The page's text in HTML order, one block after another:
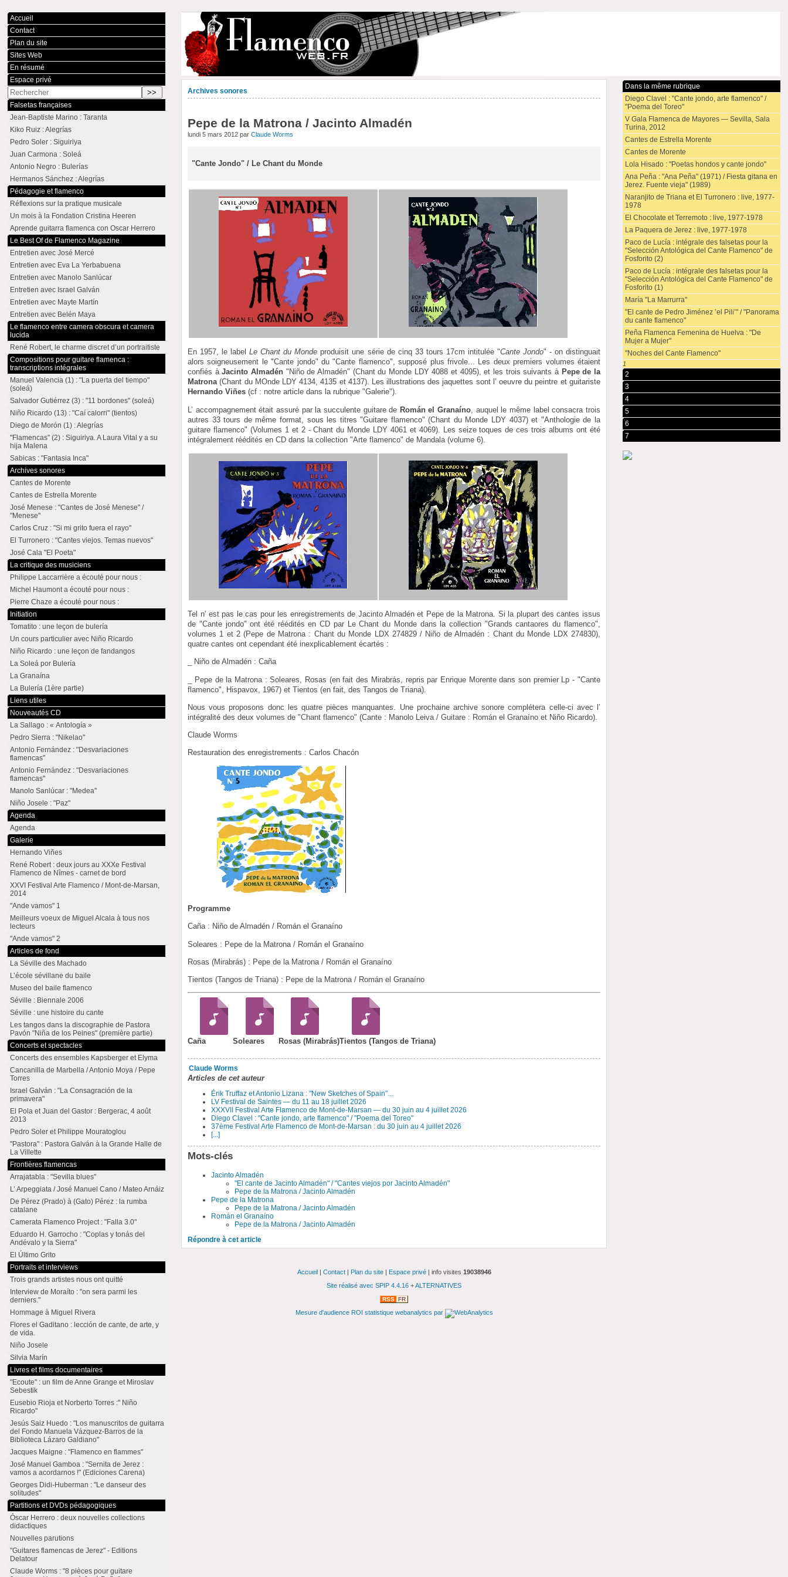
Archives sonores
Pepe de la Matrona / Jacinto Almadén
lundi 5 mars 2012 parClaude Worms
"Cante Jondo" / Le Chant du Monde
En 1957, le labelLe Chant du Monde produisit une série de cinq 33 tours 17cm intitulée "Cante Jondo" - on distinguait
alors soigneusement le "Cante jondo" du "Cante flamenco", supposé plus frivole... Les deux premiers volumes étaient
confiés àJacinto Almadén "Niño de Almadén" (Chant du Monde LDY 4088 et 4095), et les trois suivants à Pepe de la
Matrona(Chant du MOnde LDY 4134, 4135 et 4137). Les illustrations des jaquettes sont l’ oeuvre du peintre et guitariste
Hernando Viñes (cf : notre article dans la rubrique "Galerie").
L’ accompagnement était assuré par la succulente guitare de Román el Granaíno , auquel le même label consacra trois
autres 33 tours de même format, sous les titres "Guitare flamenco" (Chant du Monde LDY 4037) et "Anthologie de la
guitare flamenco" (Volumes 1 et 2 - Chant du Monde LDY 4061 et 4069). Les seize toques de ces trois albums ont été
intégralement réédités en CD dans la collection "Arte flamenco" de Mandala (volume 6).
Tel n’ est pas le cas pour les enregistrements de Jacinto Almadén et Pepe de la Matrona. Si la plupart des cantes issus
de "Cante jondo" ont été réédités en CD par Le Chant du Monde dans la collection "Grands cantaores du flamenco",
volumes 1 et 2 (Pepe de Matrona : Chant du Monde LDX 274829 / Niño de Almadén : Chant du Monde LDX 274830),
quatre cantes ont cependant été inexplicablement écartés :
_ Niño de Almadén : Caña
_ Pepe de la Matrona : Soleares, Rosas (en fait des Mirabrás, repris par Enrique Morente dans son premier Lp - "Cante
flamenco", Hispavox, 1967) et Tientos (en fait, des Tangos de Triana).
Nous vous proposons donc les quatre pièces manquantes. Une prochaine archive sonore complétera celle-ci avec l’
intégralité des deux volumes de "Chant flamenco" (Cante : Manolo Leiva / Guitare : Román el Granaíno et Niño Ricardo).
Claude Worms
Restauration des enregistrements : Carlos Chacón
Programme
Caña : Niño de Almadén / Román el Granaíno
Soleares : Pepe de la Matrona / Román el Granaíno
Rosas (Mirabrás) : Pepe de la Matrona / Román el Granaíno
Tientos (Tangos de Triana) : Pepe de la Matrona / Román el Granaíno
Caña Soleares Rosas (Mirabrás)Tientos (Tangos de Triana)
Claude Worms
Articles de cet auteur
Érik Truffaz et Antonio Lizana : "New Sketches of Spain"...
LV Festival de Saintes — du 11 au 18 juillet 2026
XXXVII Festival Arte Flamenco de Mont-de-Marsan — du 30 juin au 4 juillet 2026
Diego Clavel : "Cante jondo, arte flamenco" / "Poema del Toreo"
37ème Festival Arte Flamenco de Mont-de-Marsan : du 30 juin au 4 juillet 2026
[...]
Mots-clés
Jacinto Almadén
"El cante de Jacinto Almadén" / "Cantes viejos por Jacinto Almadén"
Pepe de la Matrona / Jacinto Almadén
Pepe de la Matrona
Pepe de la Matrona / Jacinto Almadén
Román el Granaíno
Pepe de la Matrona / Jacinto Almadén
Répondre à cet article
Dans la même rubrique
Diego Clavel : "Cante jondo, arte flamenco" /
"Poema del Toreo"
V Gala Flamenca de Mayores — Sevilla, Sala
Turina, 2012
Cantes de Estrella Morente
Cantes de Morente
Lola Hisado : "Poetas hondos y cante jondo"
Ana Peña : "Ana Peña" (1971) / Fiesta gitana en
Jerez. Fuente vieja" (1989)
Naranjito de Triana et El Turronero : live, 1977-
1978
El Chocolate et Terremoto : live, 1977-1978
La Paquera de Jerez : live, 1977-1978
Paco de Lucía : intégrale des falsetas pour la
"Selección Antológica del Cante Flamenco" de
Fosforito (2)
Paco de Lucía : intégrale des falsetas pour la
"Selección Antológica del Cante Flamenco" de
Fosforito (1)
María "La Marrurra"
"El cante de Pedro Jiménez ’el Pili’" / "Panorama
du cante flamenco"
Peña Flamenca Femenina de Huelva : "De
Mujer a Mujer"
"Noches del Cante Flamenco"
1
2
3
4
5
6
7
Accueil
Contact
Plan du site
Sites Web
En résumé
Espace privé
Falsetas françaises
Jean-Baptiste Marino : Taranta
Kiko Ruiz : Alegrías
Pedro Soler : Siguiriya
Juan Carmona : Soleá
Antonio Negro : Bulerías
Hermanos Sánchez : Alegrías
Pédagogie et flamenco
Réflexions sur la pratique musicale
Un mois à la Fondation Cristina Heeren
Aprende guitarra flamenca con Oscar Herrero
Le Best Of de Flamenco Magazine
Entretien avec José Mercé
Entretien avec Eva La Yerbabuena
Entretien avec Manolo Sanlúcar
Entretien avec Israel Galván
Entretien avec Mayte Martín
Entretien avec Belén Maya
Le flamenco entre camera obscura et camera
lucida
René Robert, le charme discret d’un portraitiste
Compositions pour guitare flamenca :
transcriptions intégrales
Manuel Valencia (1) : "La puerta del tiempo"
(soleá)
Salvador Gutiérrez (3) : "11 bordones" (soleá)
Niño Ricardo (13) : "Caí calorri" (tientos)
Diego de Morón (1) : Alegrías
"Flamencas" (2) : Siguiriya. A Laura Vital y a su
hija Malena
Sabicas : "Fantasia Inca"
Archives sonores
Cantes de Morente
Cantes de Estrella Morente
José Menese : "Cantes de José Menese" /
"Menese"
Carlos Cruz : "Si mi grito fuera el rayo"
El Turronero : "Cantes viejos. Temas nuevos"
José Cala "El Poeta"
La critique des musiciens
Philippe Laccarrière a écouté pour nous :
Michel Haumont a écouté pour nous :
Pierre Chaze a écouté pour nous :
Initiation
Tomatito : une leçon de bulería
Un cours particulier avec Niño Ricardo
Niño Ricardo : une leçon de fandangos
La Soleá por Bulería
La Granaína
La Bulería (1ère partie)
Liens utiles
Nouveautés CD
La Sallago : « Antología »
Pedro Sierra : "Nikelao"
Antonio Fernández : "Desvariaciones
flamencas"
Antonio Fernández : "Desvariaciones
flamencas"
Manolo Sanlúcar : "Medea"
Niño Josele : "Paz"
Agenda
Agenda
Galerie
Hernando Viñes
René Robert : deux jours au XXXe Festival
Flamenco de Nîmes - carnet de bord
XXVI Festival Arte Flamenco / Mont-de-Marsan,
2014
"Ande vamos" 1
Meilleurs voeux de Miguel Alcala à tous nos
lecteurs
"Ande vamos" 2
Articles de fond
La Séville des Machado
L’école sévillane du baile
Museo del baile flamenco
Séville : Biennale 2006
Séville : une histoire du cante
Les tangos dans la discographie de Pastora
Pavón "Niña de los Peines" (première partie)
Concerts et spectacles
Concerts des ensembles Kapsberger et Elyma
Cancanilla de Marbella / Antonio Moya / Pepe
Torres
Israel Galván : "La Consagración de la
primavera"
El Pola et Juan del Gastor : Bergerac, 4 août
2013
Pedro Soler et Philippe Mouratoglou
"Pastora" : Pastora Galván à la Grande Halle de
La Villette
Frontières flamencas
Arrajatabla : "Sevilla blues"
L’ Arpeggiata / José Manuel Cano / Mateo Arnáiz
De Pérez (Prado) à (Gato) Pérez : la rumba
catalane
Camerata Flamenco Project : "Falla 3.0"
Eduardo H. Garrocho : "Coplas y tonás del
Andévalo y la Sierra"
El Último Grito
Portraits et interviews
Trois grands artistes nous ont quitté
Interview de Moraíto : "on sera parmi les
derniers."
Hommage à Miguel Rivera
Flores el Gaditano : lección de cante, de arte, y
de vida.
Niño Josele
Silvia Marín
Livres et films documentaires
"Ecoute" : un film de Anne Grange et Miroslav
Sebestik
Eusebio Rioja et Norberto Torres :" Niño
Ricardo"
Jesús Saiz Huedo : "Los manuscritos de guitarra
del Fondo Manuela Vázquez-Barros de la
Biblioteca Lázaro Galdiano"
Jacques Maigne : "Flamenco en flammes"
José Manuel Gamboa : "Sernita de Jerez :
vamos a acordarnos !" (Ediciones Carena)
Georges Didi-Huberman : "Le danseur des
solitudes"
Partitions et DVDs pédagogiques
Óscar Herrero : deux nouvelles collections
didactiques
Nouvelles parutions
"Guitares flamencas de Jerez" - Editions
Delatour
Claude Worms : "8 pièces pour guitare
Accueil Contact| Plan du site| Espace privé| info visites 19038946
Site réalisé avec SPIP 4.4.16 +ALTERNATIVES
RSS FR
Mesure d'audience ROI statistique webanalytics par